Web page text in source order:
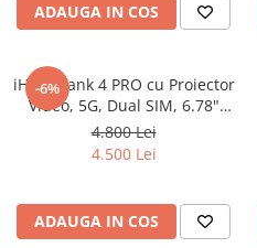
ADAUGA IN COS
-6%
iHunt Tank 4 PRO cu Proiector
Video, 5G, Dual SIM, 6.78"
120Hz AMOLED, Dimensity
7300, 12GB RAM, 512GB, NFC,
4.800 Lei
4.500 Lei
ADAUGA IN COS